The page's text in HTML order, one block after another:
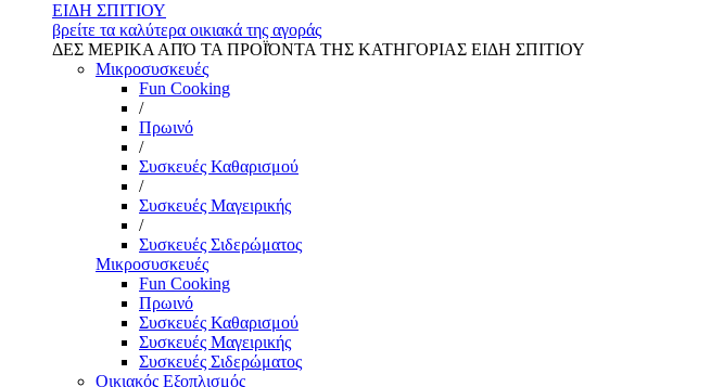
ΕΙΔΗ ΣΠΙΤΙΟΥ
βρείτε τα καλύτερα οικιακά της αγοράς
ΔΕΣ ΜΕΡΙΚΑ ΑΠΌ ΤΑ ΠΡΟΪΌΝΤΑ ΤΗΣ ΚΑΤΗΓΟΡΙΑΣ ΕΙΔΗ ΣΠΙΤΙΟΥ
Μικροσυσκευές
Fun Cooking
/
Πρωινό
/
Συσκευές Καθαρισμού
/
Συσκευές Μαγειρικής
/
Συσκευές Σιδερώματος
Μικροσυσκευές
Fun Cooking
Πρωινό
Συσκευές Καθαρισμού
Συσκευές Μαγειρικής
Συσκευές Σιδερώματος
Οικιακός Εξοπλισμός